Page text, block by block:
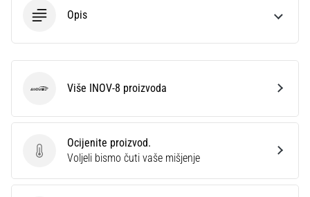
Opis
Ocijenite proizvod.
Ocijenite proizvod.
Voljeli bismo čuti vaše mišjenje
INOV-8 Više INOV-8 proizvoda